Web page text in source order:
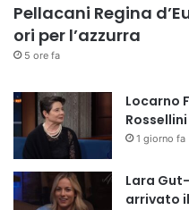
Pellacani Regina
ori per l’azzurra
5 ore fa
Locarno
1 giorno fa
Lara
arrivato